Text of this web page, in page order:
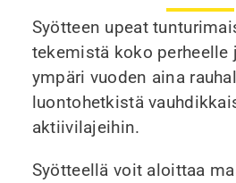
Syötteen upeat
tekemistä koko perheelle
ympäri vuoden aina
luontohetkistä
aktiivilajeihin.
Syötteellä voit aloittaa